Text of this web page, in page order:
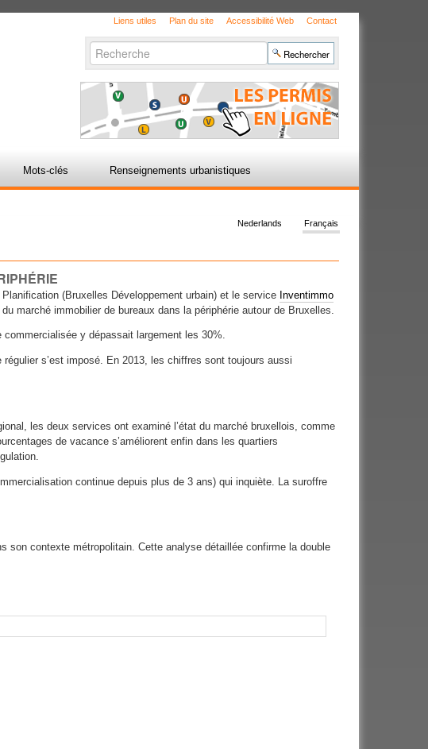
Liens utiles Plan du site Accessibilité Web Contact
Chercher par
avancée…
Mots-clés Renseignements urbanistiques
Français
Nederlands
(Bruxelles Développement urbain) et le service Inventimmo
marché immobilier de bureaux dans la périphérie autour de Bruxelles.
y dépassait largement les 30%.
régulier s’est imposé. En 2013, les chiffres sont toujours aussi
les deux services ont examiné l’état du marché bruxellois, comme
de vacance s’améliorent enfin dans les quartiers
continue depuis plus de 3 ans) qui inquiète. La suroffre
son contexte métropolitain. Cette analyse détaillée confirme la double